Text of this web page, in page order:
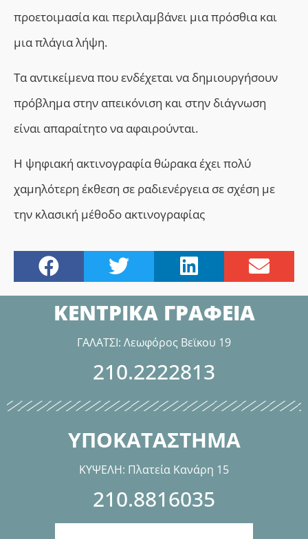
προετοιμασία και περιλαμβάνει μια πρόσθια και
μια πλάγια λήψη.
Τα αντικείμενα που ενδέχεται να δημιουργήσουν
πρόβλημα στην απεικόνιση και στην διάγνωση
είναι απαραίτητο να αφαιρούνται.
Η ψηφιακή ακτινογραφία θώρακα έχει πολύ
χαμηλότερη έκθεση σε ραδιενέργεια σε σχέση με
την κλασική μέθοδο ακτινογραφίας
ΚΕΝΤΡΙΚΑ ΓΡΑΦΕΙΑ
ΓΑΛΑΤΣΙ: Λεωφόρος Βεϊκου 19
210.2222813
ΥΠΟΚΑΤΑΣΤΗΜΑ
ΚΥΨΕΛΗ: Πλατεία Κανάρη 15
210.8816035